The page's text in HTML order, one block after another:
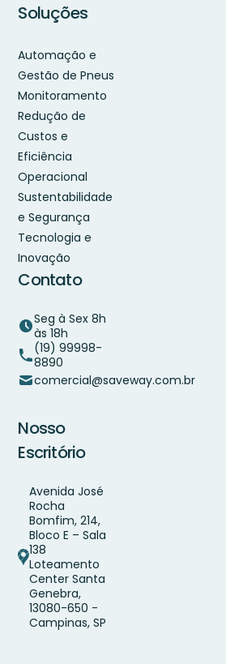
Soluções
Automação e
Gestão de Pneus
Monitoramento
Redução de
Custos e
Eficiência
Operacional
Sustentabilidade
e Segurança
Tecnologia e
Inovação
Contato
Seg à Sex 8h
às 18h
(19) 99998-
8890
comercial@saveway.com.br
Nosso
Escritório
Avenida José
Rocha
Bomfim, 214,
Bloco E – Sala
138
Loteamento
Center Santa
Genebra,
13080-650 -
Campinas, SP